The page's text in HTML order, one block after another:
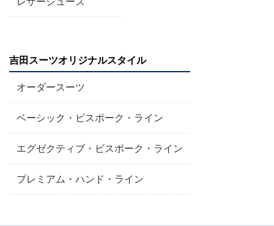
吉田スーツオリジナルスタイル
オーダースーツ
ベーシック・ビスポーク・ライン
エグゼクティブ・ビスポーク・ライン
プレミアム・ハンド・ライン